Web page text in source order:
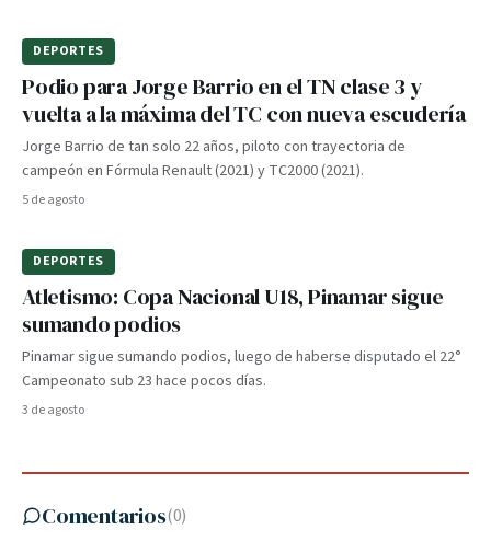
DEPORTES
Podio para Jorge Barrio en el TN clase 3 y
vuelta a la máxima del TC con nueva escudería
Jorge Barrio de tan solo 22 años, piloto con trayectoria de
campeón en Fórmula Renault (2021) y TC2000 (2021).
5 de agosto
DEPORTES
Atletismo: Copa Nacional U18, Pinamar sigue
sumando podios
Pinamar sigue sumando podios, luego de haberse disputado el 22°
Campeonato sub 23 hace pocos días.
3 de agosto
Comentarios(0)